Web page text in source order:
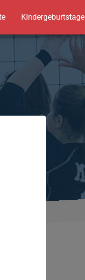
Kindergeburtstage